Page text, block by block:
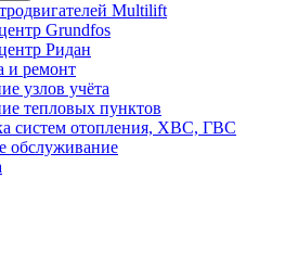
Multilift
Grundfos
Ридан
и ремонт
узлов учёта
тепловых пунктов
систем отопления, ХВС, ГВС
обслуживание